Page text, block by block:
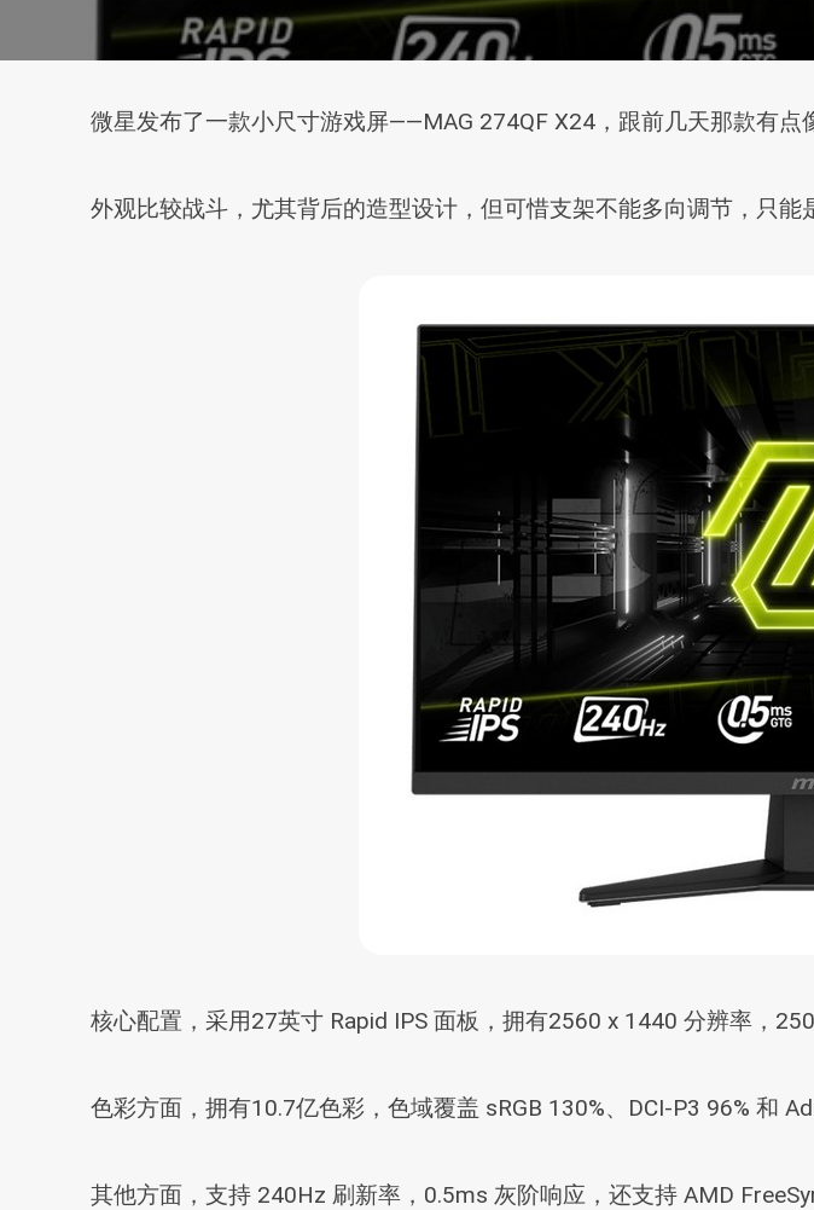
微星发布了一款小尺寸游戏屏——MAG 274QF X24，跟前几天那款有点
外观比较战斗，尤其背后的造型设计，但可惜支架不能多向调节，只能
核心配置，采用27英寸 Rapid IPS 面板，拥有2560 x 1440 分辨率，
色彩方面，拥有10.7亿色彩，色域覆盖 sRGB 130%、DCI-P3 96% 和
其他方面，支持 240Hz 刷新率，0.5ms 灰阶响应，还支持 AMD